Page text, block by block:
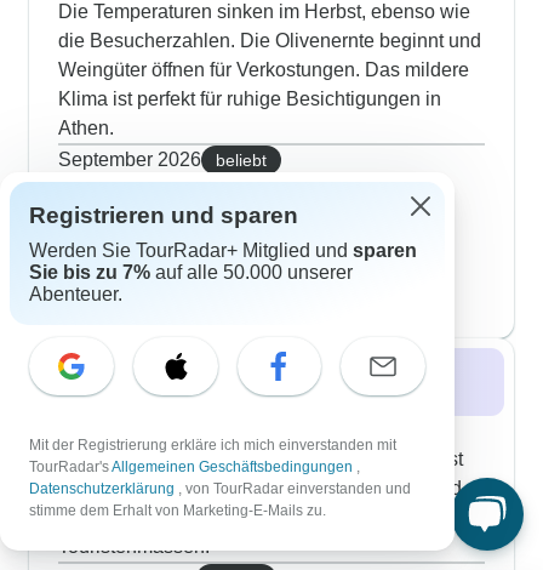
Die Temperaturen sinken im Herbst, ebenso wie
die Besucherzahlen. Die Olivenernte beginnt und
Weingüter öffnen für Verkostungen. Das mildere
Klima ist perfekt für ruhige Besichtigungen in
Athen.
September 2026
beliebt
469 Rundreisen
Oktober 2026
416 Rundreisen
November 2026
92 Rundreisen
Winter 2026 / 2027
Wildblumen und warmen Brisen. Das Wetter ist
perfekt zum Wandern auf Inseln, wie Korfu, und
zum Erkunden antiker Ruinen, ganz ohne die
Touristenmassen.
Registrieren und sparen
Werden Sie TourRadar+ Mitglied und sparen
Sie bis zu 7% auf alle 50.000 unserer
Abenteuer.
Mit der Registrierung erkläre ich mich einverstanden mit
TourRadar'sAllgemeinen Geschäftsbedingungen ,
Datenschutzerklärung , von TourRadar einverstanden und
stimme dem Erhalt von Marketing-E-Mails zu.